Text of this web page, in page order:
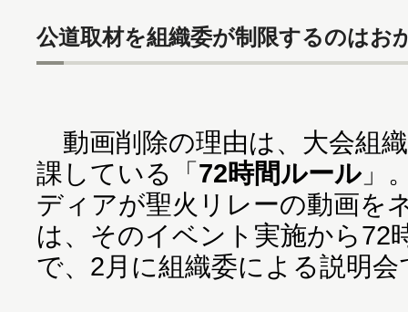
公道取材を組織委が制限するのはお
動画削除の理由は、大会組
課している「72時間ルール」
ディアが聖火リレーの動画を
は、そのイベント実施から72
で、2月に組織委による説明